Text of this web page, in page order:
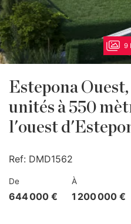
9
Estepona
unités à 550
l'ouest
Ref: DMD1562
De
644 000 €
À
1 200 000 €